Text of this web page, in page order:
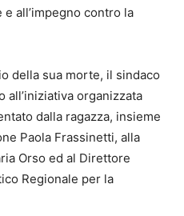
all’impegno contro la
della sua morte, il sindaco
all’iniziativa organizzata
dalla ragazza, insieme
Paola Frassinetti, alla
Orso ed al Direttore
Regionale per la